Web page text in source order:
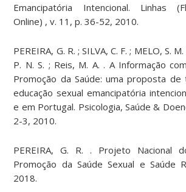
Emancipatória Intencional. Linhas
Online) , v. 11, p. 36-52, 2010.
PEREIRA, G. R. ; SILVA, C. F. ; MELO, S.
P. N. S. ; Reis, M. A. . A Informação
Promoção da Saúde: uma proposta de
educação sexual emancipatória
e em Portugal. Psicologia, Saúde &
2-3, 2010.
PEREIRA, G. R. . Projeto Nacional
Promoção da Saúde Sexual e Saúde
2018.